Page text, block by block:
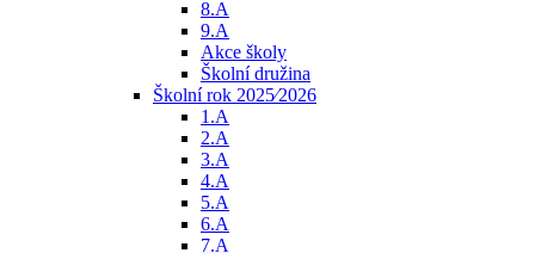
8.A
9.A
Akce školy
Školní družina
Školní rok 2025⁄2026
1.A
2.A
3.A
4.A
5.A
6.A
7.A